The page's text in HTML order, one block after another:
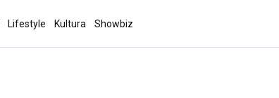
Lifestyle Kultura Showbiz